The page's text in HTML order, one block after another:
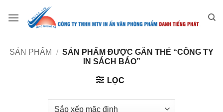
qua
SẢN PHẨM
/ SẢN PHẨM ĐƯỢC GẮN THẺ “CÔNG TY
IN SÁCH BÁO”
LỌC